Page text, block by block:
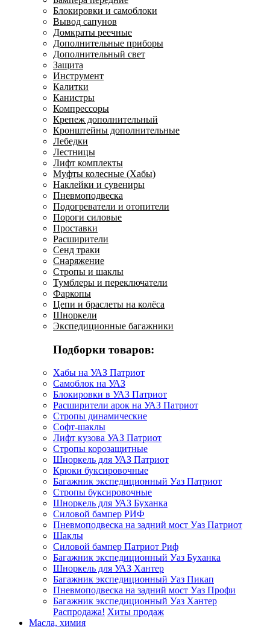
Блокировки и самоблоки
Вывод сапунов
Домкраты реечные
Дополнительные приборы
Дополнительный свет
Защита
Инструмент
Калитки
Канистры
Компрессоры
Крепеж дополнительный
Кронштейны дополнительные
Лебедки
Лестницы
Лифт комплекты
Муфты колесные (Хабы)
Наклейки и сувениры
Пневмоподвеска
Подогреватели и отопители
Пороги силовые
Проставки
Расширители
Сенд траки
Снаряжение
Стропы и шаклы
Тумблеры и переключатели
Фаркопы
Цепи и браслеты на колёса
Шноркели
Экспедиционные багажники
Подборки товаров:
Хабы на УАЗ Патриот
Самоблок на УАЗ
Блокировки в УАЗ Патриот
Расширители арок на УАЗ Патриот
Стропы динамические
Софт-шаклы
Лифт кузова УАЗ Патриот
Стропы корозащитные
Шноркель для УАЗ Патриот
Крюки буксировочные
Багажник экспедиционный Уаз Патриот
Стропы буксировочные
Шноркель для УАЗ Буханка
Силовой бампер РИФ
Пневмоподвеска на задний мост Уаз Патриот
Шаклы
Силовой бампер Патриот Риф
Багажник экспедиционный Уаз Буханка
Шноркель для УАЗ Хантер
Багажник экспедиционный Уаз Пикап
Пневмоподвеска на задний мост Уаз Профи
Багажник экспедиционный Уаз Хантер
Распродажа! Хиты продаж
Масла, химия